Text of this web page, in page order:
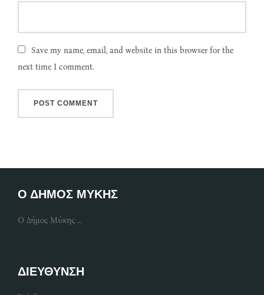
Save my name, email, and website in this browser for the
next time I comment.
Ο ΔΗΜΟΣ ΜΥΚΗΣ
Ο Δήμος Μύκης ...
ΔΙΕΥΘΥΝΣΗ